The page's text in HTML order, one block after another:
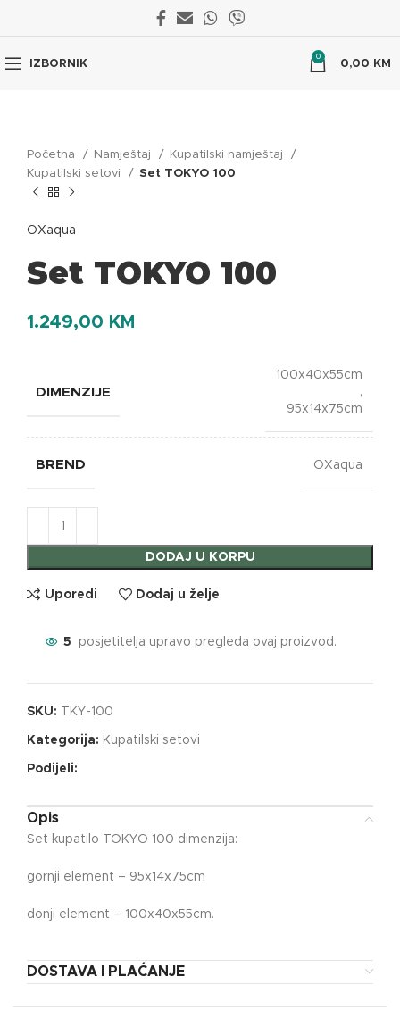
IZBORNIK
0
0,00 KM
Početna Namještaj
Kupatilski namještaj
Kupatilski setovi
Set TOKYO 100
OXaqua
Set TOKYO 100
1.249,00 KM
DIMENZIJE
100x40x55cm
,
95x14x75cm
BREND OXaqua
DODAJ U KORPU
Uporedi Dodaj u želje
5 posjetitelja upravo pregleda ovaj proizvod.
SKU: TKY-100
Kategorija: Kupatilski setovi
Podijeli:
Opis
Set kupatilo TOKYO 100 dimenzija:
gornji element – 95x14x75cm
donji element – 100x40x55cm.
DOSTAVA I PLAĆANJE